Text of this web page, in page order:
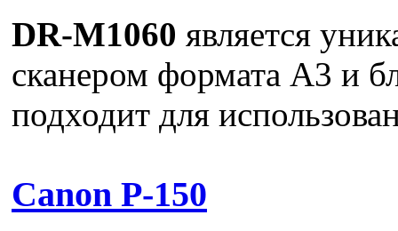
DR-M1060 является
сканером формата A3 и
подходит для
Canon P-150